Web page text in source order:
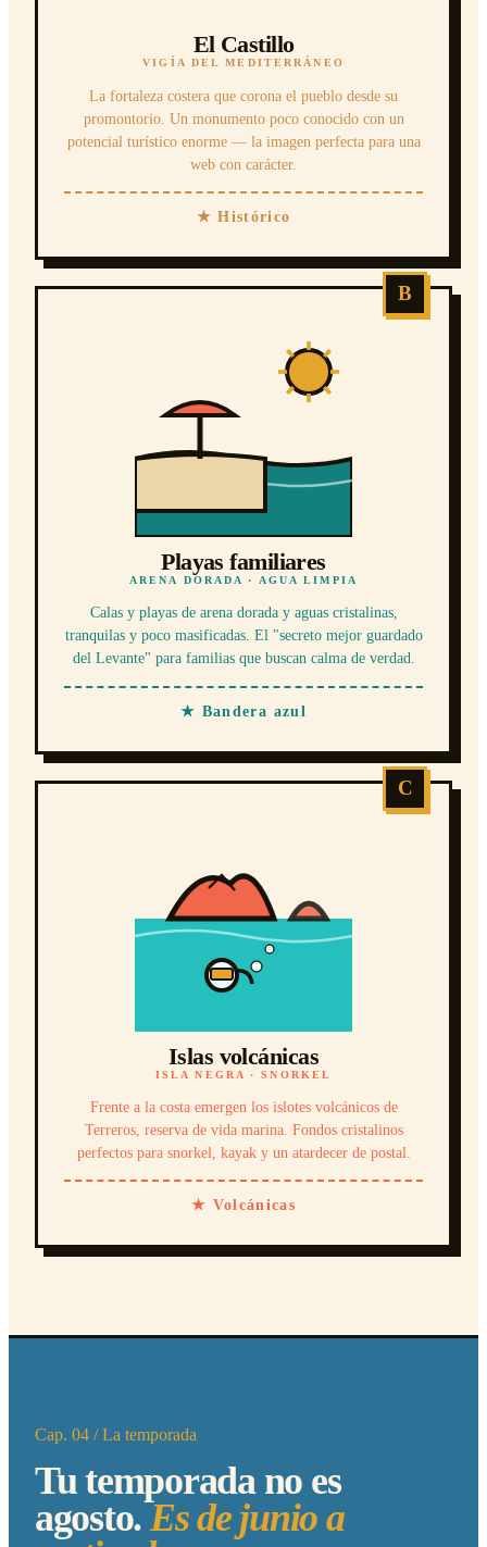
El Castillo
VIGÍA DEL MEDITERRÁNEO
La fortaleza costera que corona el pueblo desde su
promontorio. Un monumento poco conocido con un
potencial turístico enorme — la imagen perfecta para una
web con carácter.
★ Histórico
B
Playas familiares
ARENA DORADA · AGUA LIMPIA
Calas y playas de arena dorada y aguas cristalinas,
tranquilas y poco masificadas. El "secreto mejor guardado
del Levante" para familias que buscan calma de verdad.
★ Bandera azul
C
Islas volcánicas
ISLA NEGRA · SNORKEL
Frente a la costa emergen los islotes volcánicos de
Terreros, reserva de vida marina. Fondos cristalinos
perfectos para snorkel, kayak y un atardecer de postal.
★ Volcánicas
Cap. 04 / La temporada
Tu temporada no es
agosto.Es de junio a